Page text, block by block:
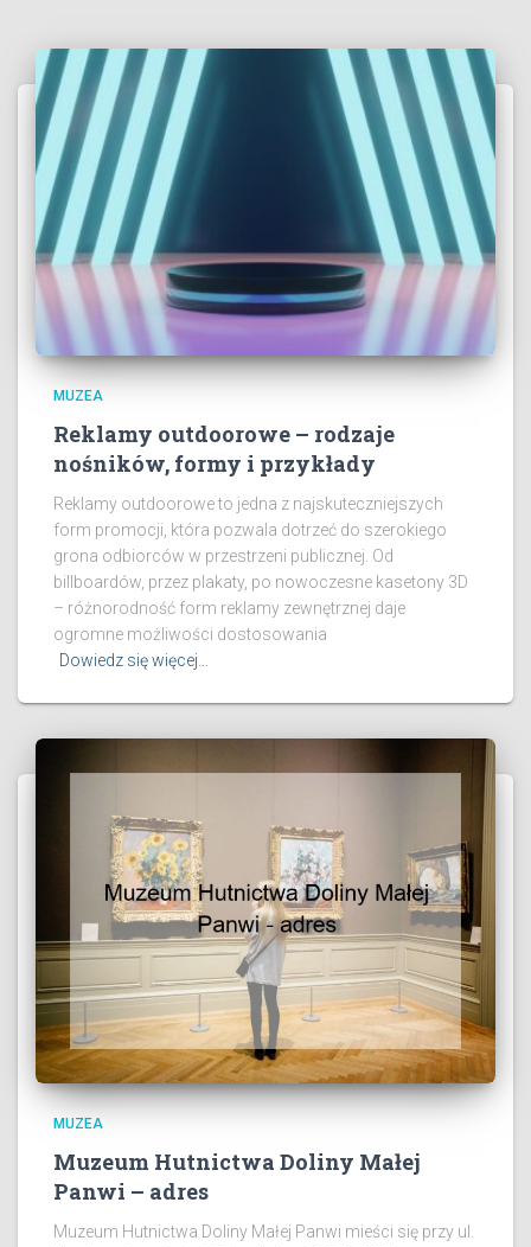
MUZEA
Reklamy outdoorowe – rodzaje
nośników, formy i przykłady
Reklamy outdoorowe to jedna z najskuteczniejszych
form promocji, która pozwala dotrzeć do szerokiego
grona odbiorców w przestrzeni publicznej. Od
billboardów, przez plakaty, po nowoczesne kasetony 3D
– różnorodność form reklamy zewnętrznej daje
ogromne możliwości dostosowania
Dowiedz się więcej…
MUZEA
Muzeum Hutnictwa Doliny Małej
Panwi – adres
Muzeum Hutnictwa Doliny Małej Panwi mieści się przy ul.